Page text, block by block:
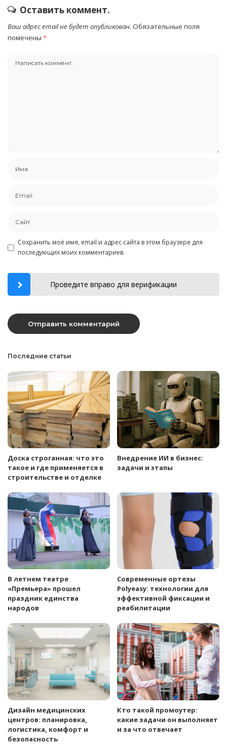
Оставить коммент.
Ваш адрес email не будет опубликован. Обязательные поля
помечены *
Сохранить моё имя, email и адрес сайта в этом браузере для
последующих моих комментариев.
Проведите вправо для верификации
Последние статьи
Доска строганная: что это
такое и где применяется в
строительстве и отделке
Внедрение ИИ в бизнес:
задачи и этапы
В летнем театре
«Премьера» прошел
праздник единства
народов
Современные ортезы
Polyeasy: технологии для
эффективной фиксации и
реабилитации
Дизайн медицинских
центров: планировка,
логистика, комфорт и
безопасность
Кто такой промоутер:
какие задачи он выполняет
и за что отвечает